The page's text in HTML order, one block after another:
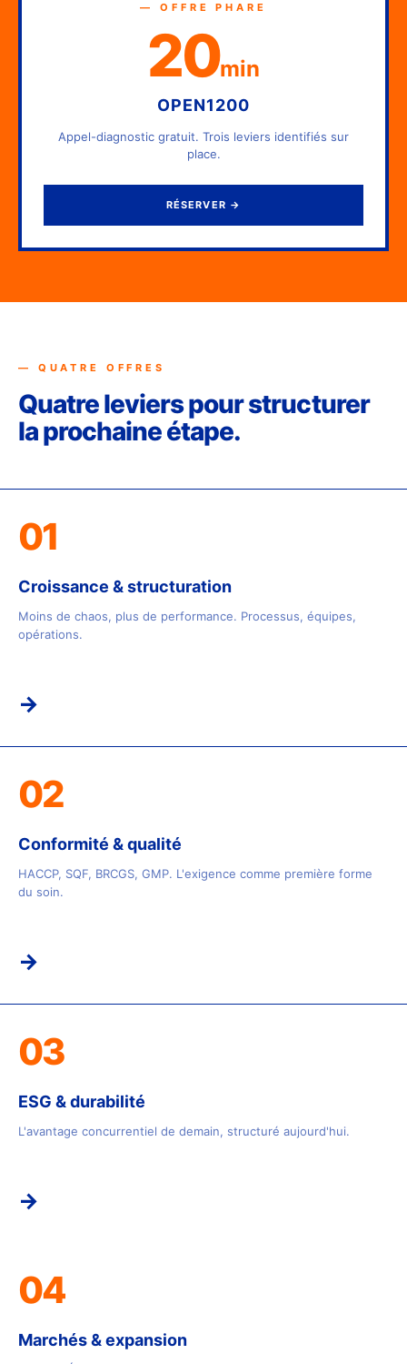
— OFFRE PHARE
20min
OPEN1200
Appel-diagnostic gratuit. Trois leviers identifiés sur
place.
RÉSERVER →
— QUATRE OFFRES
Quatre leviers pour structurer
la prochaine étape.
01
Croissance & structuration
Moins de chaos, plus de performance. Processus, équipes,
opérations.
→
02
Conformité & qualité
HACCP, SQF, BRCGS, GMP. L'exigence comme première forme
du soin.
→
03
ESG & durabilité
L'avantage concurrentiel de demain, structuré aujourd'hui.
→
04
Marchés & expansion